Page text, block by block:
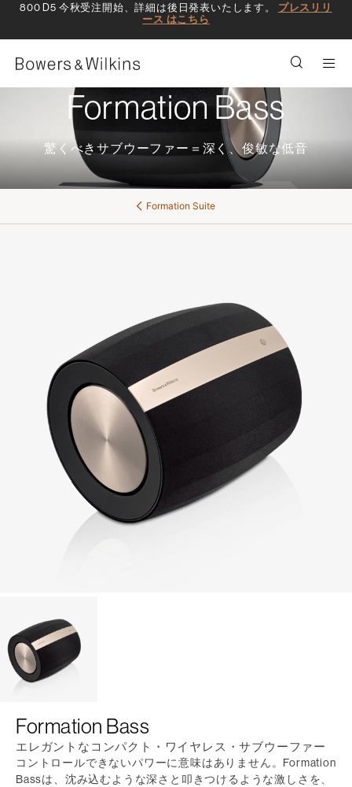
800 D5 今秋受注開始、詳細は後日発表いたします。 プレスリリ
ース はこちら
Formation Bass
驚くべきサブウーファー＝深く、俊敏な低音
Formation Suite
Formation Bass
エレガントなコンパクト・ワイヤレス・サブウーファー
コントロールできないパワーに意味はありません。Formation
Bassは、沈み込むような深さと叩きつけるような激しさを、